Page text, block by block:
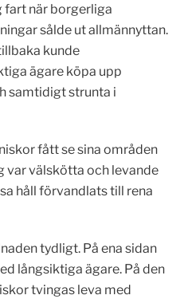
fart när borgerliga
sålde ut allmännyttan.
kunde
ägare köpa upp
samtidigt strunta i
fått se sina områden
var välskötta och levande
håll förvandlats till rena
tydligt. På ena sidan
långsiktiga ägare. På den
tvingas leva med